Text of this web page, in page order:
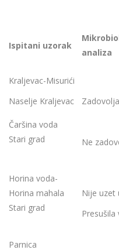
Ispitani uzorak
analiza
Kraljevac-Misurići
Naselje Kraljevac
Čaršina voda
Stari grad
Ne
Horina voda-
Horina mahala
Stari grad
Nije uzet
Presušila
Parnica